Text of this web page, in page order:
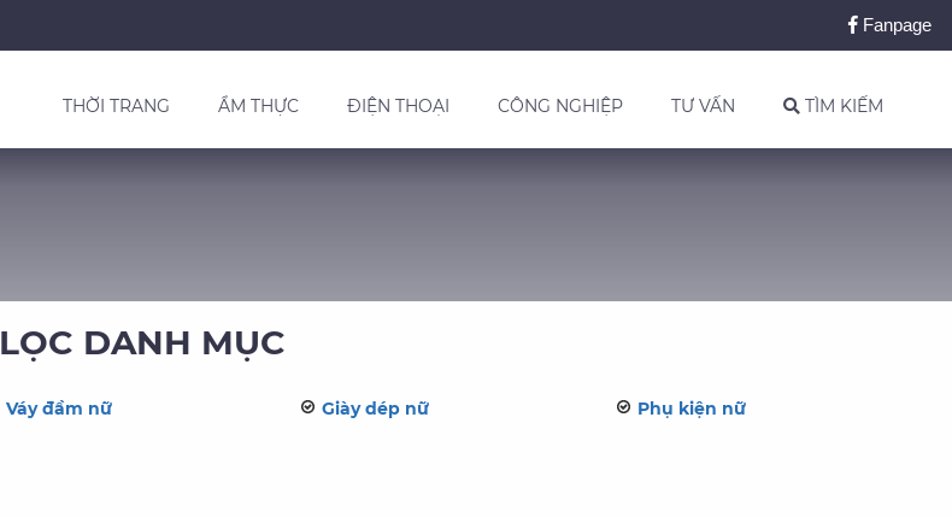
Fanpage
THỜI TRANG ẨM THỰC ĐIỆN THOẠI CÔNG NGHIỆP TƯ VẤN TÌM KIẾM
LỌC DANH MỤC
Váy đầm nữ Giày dép nữ Phụ kiện nữ